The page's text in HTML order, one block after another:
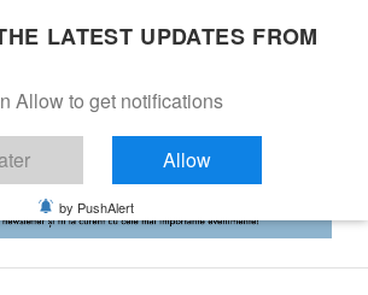
LATEST UPDATES FROM
Allow to get notifications
Allow
by PushAlert